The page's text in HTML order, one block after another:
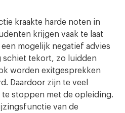
kraakte harde noten in
krijgen vaak te laat
mogelijk negatief advies
schiet tekort, zo luidden
worden exitgesprekken
Daardoor zijn te veel
stoppen met de opleiding.
van de